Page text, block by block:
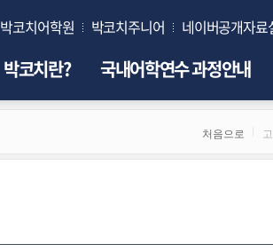
박코치어학원 박코치주니어 네이버공개자료
박코치란? 국내어학연수 과정안내
처음으로